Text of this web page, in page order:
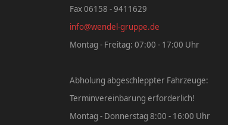
Fax 06158 - 9411629
info@wendel-gruppe.de
Montag - Freitag: 07:00 - 17:00 Uhr
Abholung abgeschleppter Fahrzeuge:
Terminvereinbarung erforderlich!
Montag - Donnerstag 8:00 - 16:00 Uhr